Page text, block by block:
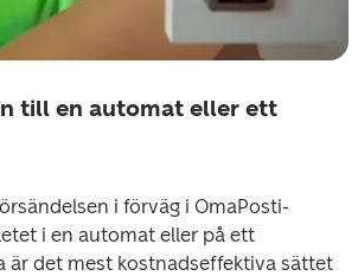
till en automat eller ett
i förväg i OmaPosti-
i en automat eller på ett
är det mest kostnadseffektiva sättet